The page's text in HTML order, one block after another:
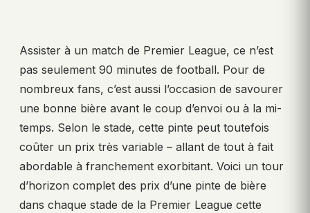
Assister à un match de Premier League, ce n’est
pas seulement 90 minutes de football. Pour de
nombreux fans, c’est aussi l’occasion de savourer
une bonne bière avant le coup d’envoi ou à la mi-
temps. Selon le stade, cette pinte peut toutefois
coûter un prix très variable – allant de tout à fait
abordable à franchement exorbitant. Voici un tour
d’horizon complet des prix d’une pinte de bière
dans chaque stade de la Premier League cette